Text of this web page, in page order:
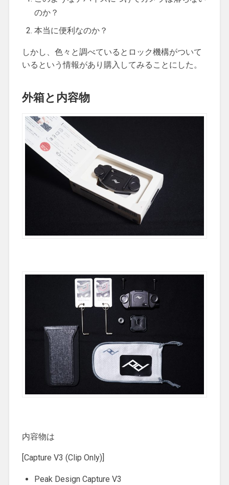
のか？
本当に便利なのか？
しかし、色々と調べているとロック機構がついて
いるという情報があり購入してみることにした。
外箱と内容物
内容物は
[Capture V3 (Clip Only)]
Peak Design Capture V3